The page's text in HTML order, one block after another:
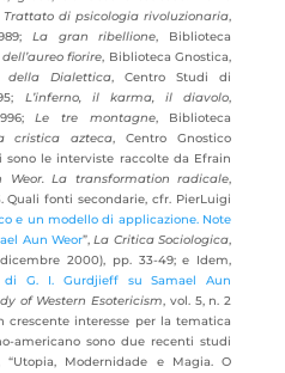
Trattato di psicologia rivoluzionaria,
La gran ribellione, Biblioteca
fiorire, Biblioteca Gnostica,
della Dialettica, Centro Studi di
L’inferno, il karma, il diavolo,
Le tre montagne, Biblioteca
cristica azteca, Centro Gnostico
sono le interviste raccolte da Efrain
Weor. La transformation radicale,
Quali fonti secondarie, cfr. PierLuigi
e un modello di applicazione. Note
Aun Weor”,La Critica Sociologica,
2000), pp. 33-49; e Idem,
di G. I. Gurdjieff su Samael Aun
of Western Esotericism, vol. 5, n. 2
crescente interesse per la tematica
americano sono due recenti studi
“Utopia, Modernidade e Magia. O